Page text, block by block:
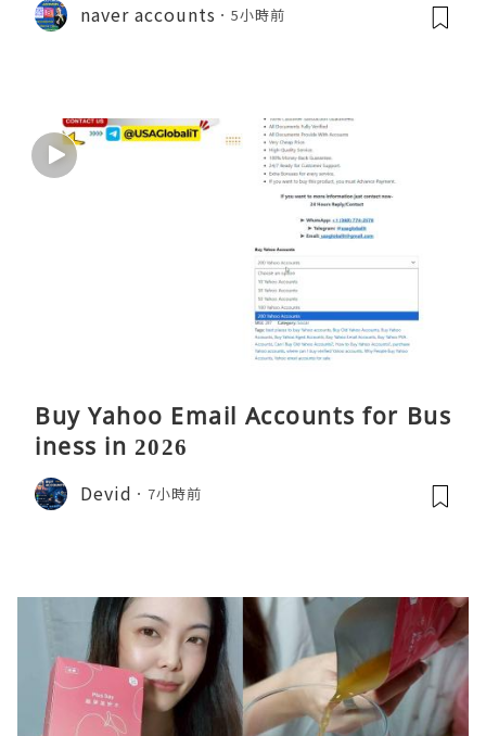
naver accounts 5小時前
Buy Yahoo Email Accounts for Bus
iness in 2026
Devid 7小時前